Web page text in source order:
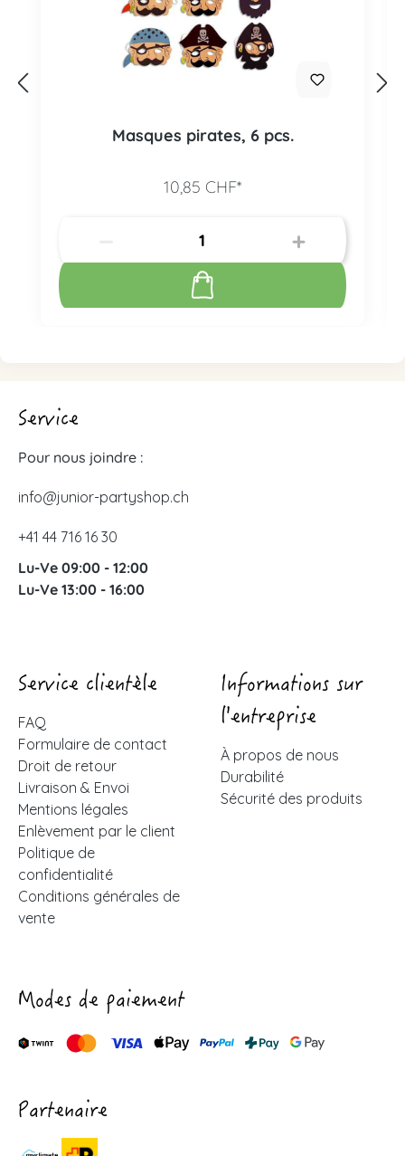
Masques pirates, 6 pcs.
10,85 CHF*
Service
Pour nous joindre :
info@junior-partyshop.ch
+41 44 716 16 30
Lu-Ve 09:00 - 12:00
Lu-Ve 13:00 - 16:00
Service clientèle
FAQ
Formulaire de contact
Droit de retour
Livraison & Envoi
Mentions légales
Enlèvement par le client
Politique de
confidentialité
Conditions générales de
vente
Informations sur
l'entreprise
À propos de nous
Durabilité
Sécurité des produits
Modes de paiement
Partenaire